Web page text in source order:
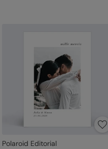
Polaroid Editorial